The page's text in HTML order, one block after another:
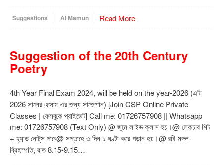
Suggestions Al Mamun Read More
Suggestion of the 20th Century
Poetry
4th Year Final Exam 2024, will be held on the year-2026 (এটা
2026 সালের এক্সাম এর জন্য সাজেশান) [Join CSP Online Private
Classes | ফেসবুকে প্রাইভেট] Call me: 01726757908 || Whatsapp
me: 01726757908 (Text Only) @ জুমে লাইভ ক্লাস হয়।@ লেকচার শিট
+ হ্যান্ড নোট্‌স পাবে@ সপ্তাহে ৩ দিন ১ ঘণ্টা করে পড়ান হয়।@ রবি-মঙ্গল-
ব্রিহস্পতি, রাত 8.15-9.15…